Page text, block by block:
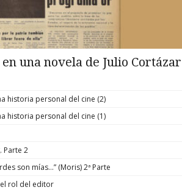
una novela de Julio Cortázar
historia personal del cine (2)
historia personal del cine (1)
Parte 2
son mías…” (Moris) 2ª Parte
el rol del editor